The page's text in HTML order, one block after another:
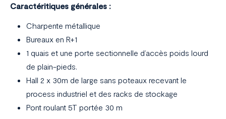
Caractéritiques générales :
Charpente métallique
Bureaux en R+1
1 quais et une porte sectionnelle d’accès poids lourd
de plain-pieds.
Hall 2 x 30m de large sans poteaux recevant le
process industriel et des racks de stockage
Pont roulant 5T portée 30 m